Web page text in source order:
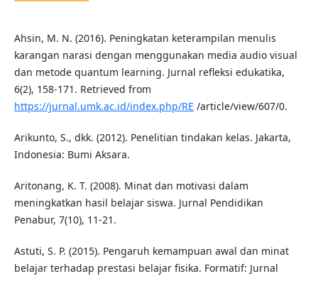
Ahsin, M. N. (2016). Peningkatan keterampilan menulis
karangan narasi dengan menggunakan media audio visual
dan metode quantum learning. Jurnal refleksi edukatika,
6(2), 158-171. Retrieved from
https://jurnal.umk.ac.id/index.php/RE /article/view/607/0.
Arikunto, S., dkk. (2012). Penelitian tindakan kelas. Jakarta,
Indonesia: Bumi Aksara.
Aritonang, K. T. (2008). Minat dan motivasi dalam
meningkatkan hasil belajar siswa. Jurnal Pendidikan
Penabur, 7(10), 11-21.
Astuti, S. P. (2015). Pengaruh kemampuan awal dan minat
belajar terhadap prestasi belajar fisika. Formatif: Jurnal